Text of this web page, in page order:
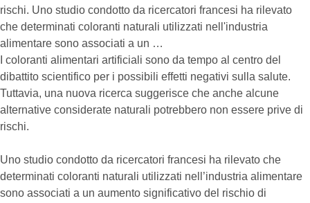
rischi. Uno studio condotto da ricercatori francesi ha rilevato
che determinati coloranti naturali utilizzati nell'industria
alimentare sono associati a un …
I coloranti alimentari artificiali sono da tempo al centro del
dibattito scientifico per i possibili effetti negativi sulla salute.
Tuttavia, una nuova ricerca suggerisce che anche alcune
alternative considerate naturali potrebbero non essere prive di
rischi.
Uno studio condotto da ricercatori francesi ha rilevato che
determinati coloranti naturali utilizzati nell’industria alimentare
sono associati a un aumento significativo del rischio di